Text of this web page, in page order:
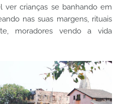
ver crianças se banhando em
nas suas margens, rituais
moradores vendo a vida